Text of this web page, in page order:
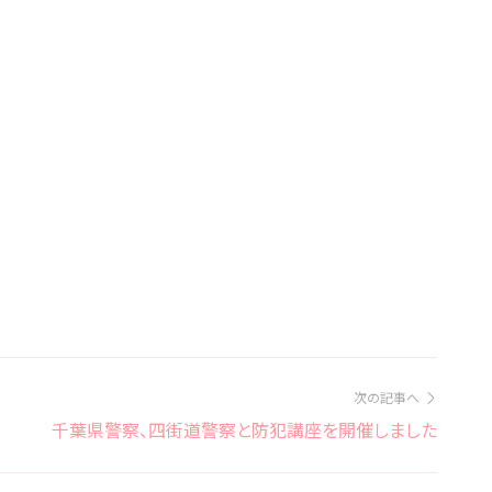
次の記事へ
千葉県警察、四街道警察と防犯講座を開催しました